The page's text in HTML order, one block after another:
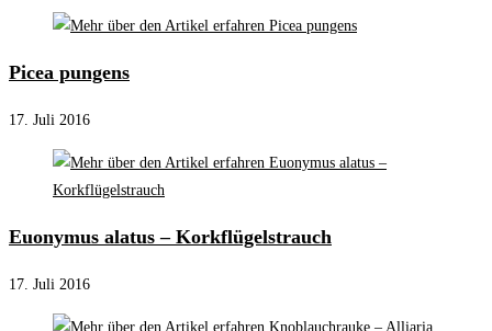
Picea pungens
17. Juli 2016
Euonymus alatus – Korkflügelstrauch
17. Juli 2016